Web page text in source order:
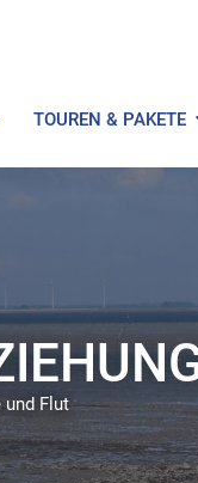
TOUREN & PAKETE
und Flut